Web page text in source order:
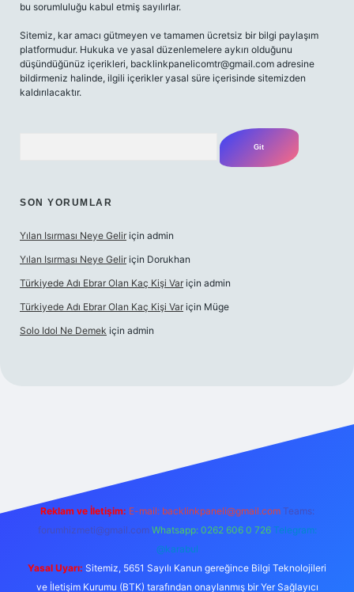
bu sorumluluğu kabul etmiş sayılırlar.
Sitemiz, kar amacı gütmeyen ve tamamen ücretsiz bir bilgi paylaşım
platformudur. Hukuka ve yasal düzenlemelere aykırı olduğunu
düşündüğünüz içerikleri, backlinkpanelicomtr@gmail.com adresine
bildirmeniz halinde, ilgili içerikler yasal süre içerisinde sitemizden
kaldırılacaktır.
SON YORUMLAR
Yılan Isırması Neye Gelir için admin
Yılan Isırması Neye Gelir için Dorukhan
Türkiyede Adı Ebrar Olan Kaç Kişi Var için admin
Türkiyede Adı Ebrar Olan Kaç Kişi Var için Müge
Solo Idol Ne Demek için admin
Reklam ve İletişim: E-mail: backlinkpaneli@gmail.com Teams:
forumhizmeti@gmail.com Whatsapp: 0262 606 0 726 Telegram:
@karabul
Yasal Uyarı: Sitemiz, 5651 Sayılı Kanun gereğince Bilgi Teknolojileri
ve İletişim Kurumu (BTK) tarafından onaylanmış bir Yer Sağlayıcı